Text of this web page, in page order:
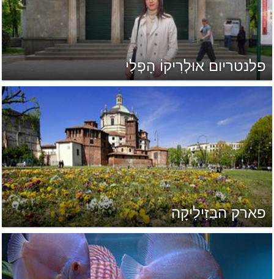
פלנטריום אוּלְרִיקוֹ הָפְּלִי
פארק הבַּזִילִיקָה